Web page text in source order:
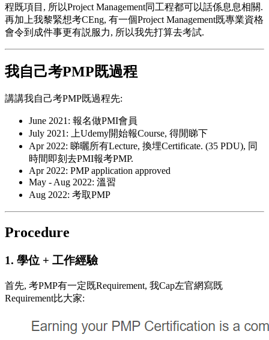
程既項目, 所以Project Management同工程都可以話係息息相關.
再加上我黎緊想考CEng, 有一個Project Management既專業資格
會令到成件事更有説服力, 所以我先打算去考試.
我自己考PMP既過程
講講我自己考PMP既過程先:
June 2021: 報名做PMI會員
July 2021: 上Udemy開始報Course, 得閒睇下
Apr 2022: 睇曬所有Lecture, 換埋Certificate. (35 PDU), 同
時間即刻去PMI報考PMP.
Apr 2022: PMP application approved
May - Aug 2022: 溫習
Aug 2022: 考取PMP
Procedure
1. 學位 + 工作經驗
首先, 考PMP有一定既Requirement, 我Cap左官網寫既
Requirement比大家: